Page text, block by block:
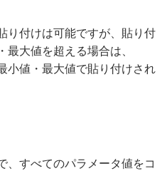
り付けは可能ですが、貼り付
最大値を超える場合は、
小値・最大値で貼り付けされ
、すべてのパラメータ値をコ